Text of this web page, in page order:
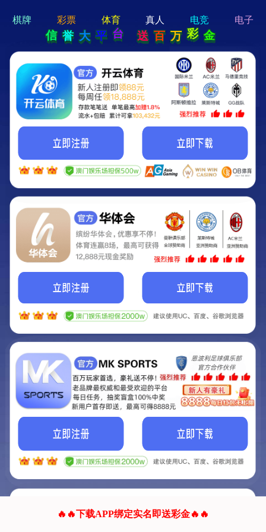
hi 💗
Hey Guys!
我们即将上线啦...
我们的网站正在建设.
它将是非常棒的网站.
联系我们!